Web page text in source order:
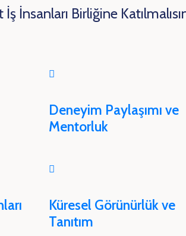
İnsanları Birliğine
Deneyim Paylaşımı ve
Mentorluk
Küresel Görünürlük ve
Tanıtım